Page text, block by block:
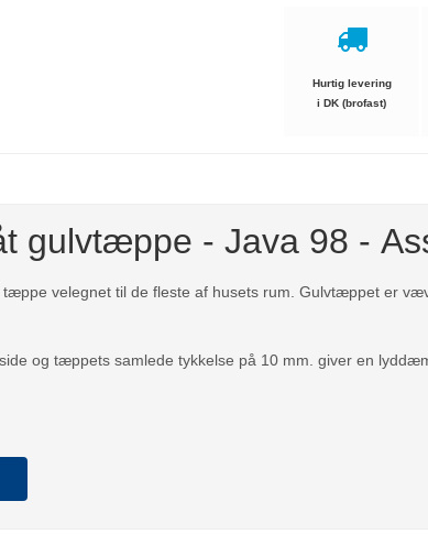
Hurtig levering
i DK (brofast)
gulvtæppe - Java 98 -
velegnet til de fleste af husets rum. Gulvtæppet er
og tæppets samlede tykkelse på 10 mm. giver en